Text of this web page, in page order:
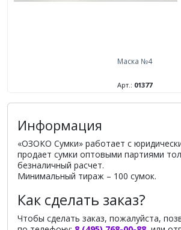
Маска №4
Арт.: 01377
Информация
«ОЗОКО Сумки» работает с
продает сумки оптовыми партиями
безналичный расчет.
Минимальный тираж – 100 сумок.
Как сделать заказ?
Чтобы сделать заказ, пожалуйста,